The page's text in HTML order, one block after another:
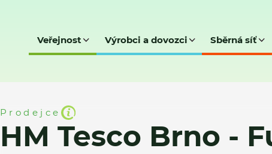
Veřejnost Výrobci a dovozci Sběrná síť
Prodejce
HM Tesco Brno -